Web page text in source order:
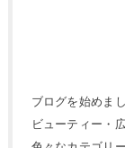
ブログを始めま
ビューティー・